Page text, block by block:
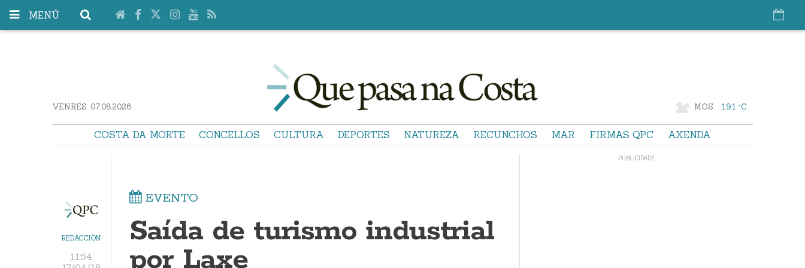
MENÚ
VENRES. 07.08.2026 MOS 19.1 °C
COSTA DA MORTE CONCELLOS CULTURA DEPORTES NATUREZA RECUNCHOS MAR FIRMAS QPC AXENDA
REDACCIÓN
11:54
EVENTO
Saída de turismo industrial
por Laxe